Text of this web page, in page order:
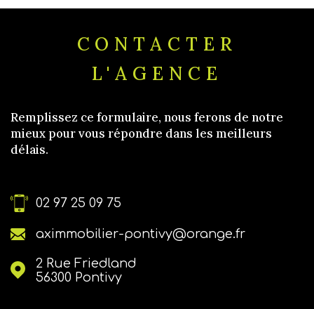
CONTACTER
L'AGENCE
Remplissez ce formulaire, nous ferons de notre
mieux pour vous répondre dans les meilleurs
délais.
02 97 25 09 75
aximmobilier-pontivy@orange.fr
2 Rue Friedland
56300
Pontivy